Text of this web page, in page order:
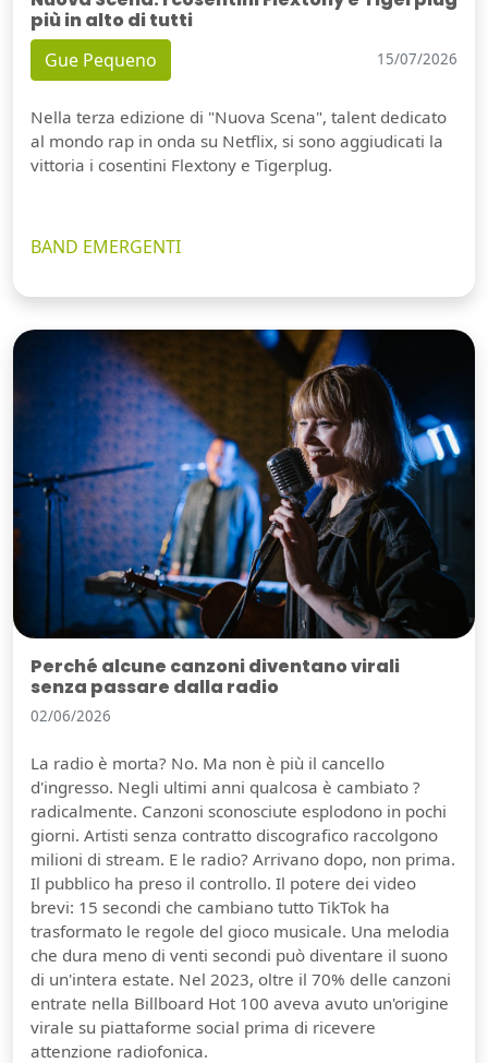
più in alto di tutti
Gue Pequeno 15/07/2026
Nella terza edizione di "Nuova Scena", talent dedicato
al mondo rap in onda su Netflix, si sono aggiudicati la
vittoria i cosentini Flextony e Tigerplug.
BAND EMERGENTI
Perché alcune canzoni diventano virali
senza passare dalla radio
02/06/2026
La radio è morta? No. Ma non è più il cancello
d'ingresso. Negli ultimi anni qualcosa è cambiato ?
radicalmente. Canzoni sconosciute esplodono in pochi
giorni. Artisti senza contratto discografico raccolgono
milioni di stream. E le radio? Arrivano dopo, non prima.
Il pubblico ha preso il controllo. Il potere dei video
brevi: 15 secondi che cambiano tutto TikTok ha
trasformato le regole del gioco musicale. Una melodia
che dura meno di venti secondi può diventare il suono
di un'intera estate. Nel 2023, oltre il 70% delle canzoni
entrate nella Billboard Hot 100 aveva avuto un'origine
virale su piattaforme social prima di ricevere
attenzione radiofonica.